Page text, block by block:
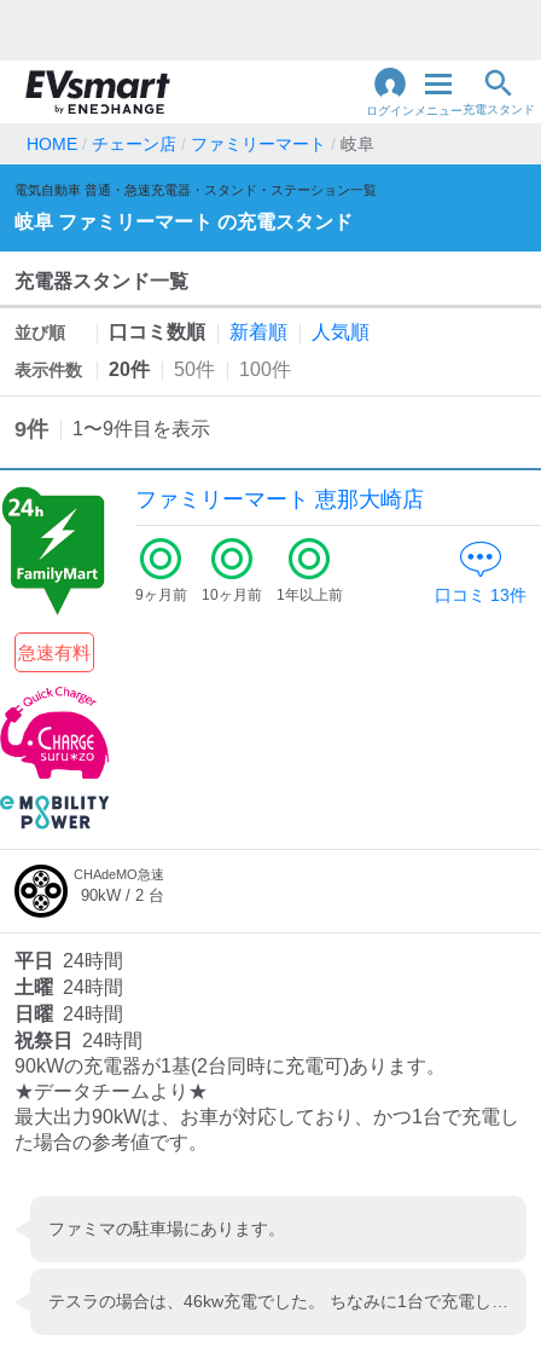
ログイン メニュー充電スタンド
地名・観光スポット・住所
充電器の種類
急速充電器のみ表示
認証システム
EV充電エネチェンジ e-Mobility Power
三菱ディーラーを表示
トヨタディーラーを表
示
充電器の出力
すべて 中速-20kW-以上 急速-44kW-以上
検索する
HOME チェーン店 ファミリーマート 岐阜
電気自動車 普通・急速充電器・スタンド・ステーション一覧
岐阜 ファミリーマート の充電スタンド
充電器スタンド一覧
並び順 口コミ数順 新着順 人気順
表示件数 20件 50件 100件
9件 1〜9件目を表示
ファミリーマート 恵那大崎店
急速有料
9ヶ月前 10ヶ月前 1年以上前 口コミ 13件
CHAdeMO急速
90kW / 2 台
平日
24時間
土曜 24時間
日曜 24時間
祝祭日
24時間
90kWの充電器が1基(2台同時に充電可)あります。
★データチームより★
最大出力90kWは、お車が対応しており、かつ1台で充電し
た場合の参考値です。
ファミマの駐車場にあります。